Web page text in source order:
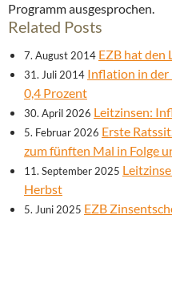
Programm ausgesprochen.
Related Posts
7. August 2014 EZB hat den
31. Juli 2014 Inflation in der
0,4 Prozent
30. April 2026 Leitzinsen:
5. Februar 2026 Erste
zum fünften Mal in Folge
11. September 2025
Herbst
5. Juni 2025 EZB